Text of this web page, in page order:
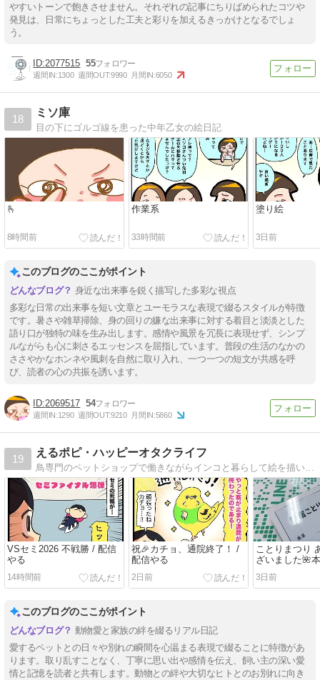
やすいトーンで飽きさせません。それぞれの記事にちりばめられたコツや
発見は、日常にちょっとした工夫と彩りを加えるきっかけとなるでしょ
う。
2077515 55
週間IN:1300 週間OUT:9990 月間IN:6050
18
ミソ庫
目の下にゴルゴ線を患った中年乙女の絵日記
🫰
8時間前
作業系
33時間前
塗り絵
3日前
このブログのここがポイント
身近な出来事を鋭く描写した多彩な視点
多彩な日常の出来事を短い文章とユーモラスな表現で綴るスタイルが特徴
です。暑さや雑草掃除、身の回りの嫌な出来事に対する着目と淡淡とした
語り口が独特の味を生み出します。感情や風景を冗長に表現せず、シンプ
ルながらも心に刺さるエッセンスを屈指しています。普段の生活のなかの
ささやかなホンネや風刺を自然に取り入れ、一つ一つの短文が共感を呼
び、読者の心の共振を誘います。
2069517 54
週間IN:1290 週間OUT:9210 月間IN:5860
19
えるポピ・ハッピーオタクライフ
鳥専門のペットショップで働きながらインコと暮らして絵を描いてゲームするオタクの絵日記
VSセミ2026 不戦勝 / 配信
やる
14時間前
祝🎉カチョ、通院終了！ /
配信やる
2日前
ことりまつり
ざいました🌺
3日前
このブログのここがポイント
動物愛と家族の絆を綴るリアル日記
愛するペットとの日々や別れの瞬間を心温まる表現で綴ることに特徴があ
ります。取り乱すことなく、丁寧に思い出や感情を伝え、飼い主の深い愛
情と記憶を読者と共有します。動物との絆や大切なヒトとのお別れに向き